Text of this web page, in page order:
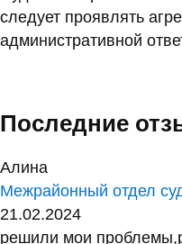
следует проявлять
административной
Последние
Алина
Межрайонный отдел
21.02.2024
решили мои